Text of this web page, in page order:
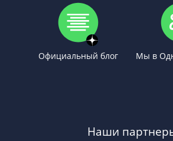
Официальный блог Мы в
Наши